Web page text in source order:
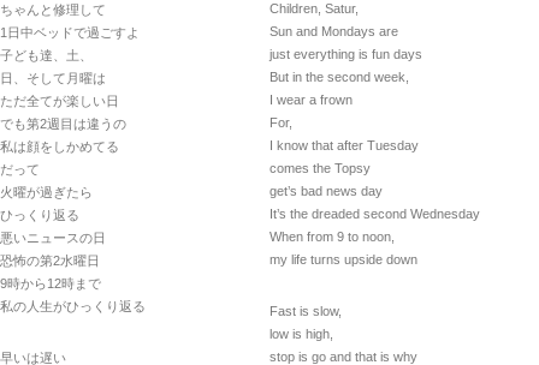
ちゃんと修理して
1日中ベッドで過ごすよ
子ども達、土、
日、そして月曜は
ただ全てが楽しい日
でも第2週目は違うの
私は顔をしかめてる
だって
火曜が過ぎたら
ひっくり返る
悪いニュースの日
恐怖の第2水曜日
9時から12時まで
私の人生がひっくり返る
早いは遅い
Children, Satur,
Sun and Mondays are
just everything is fun days
But in the second week,
I wear a frown
For,
I know that after Tuesday
comes the Topsy
get’s bad news day
It’s the dreaded second Wednesday
When from 9 to noon,
my life turns upside down
Fast is slow,
low is high,
stop is go and that is why